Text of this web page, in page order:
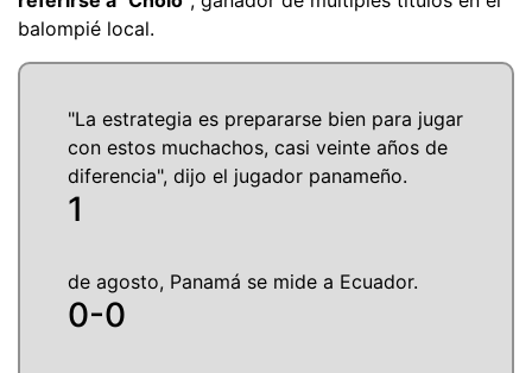
balompié local.
"La estrategia es prepararse bien para jugar
con estos muchachos, casi veinte años de
diferencia", dijo el jugador panameño.
1
de agosto, Panamá se mide a Ecuador.
0-0